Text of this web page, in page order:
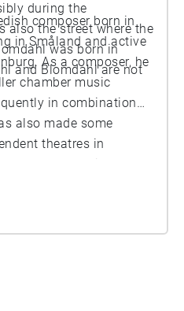
during the
also the street where the
was born in
and Blomdahl are not
composer born in
in Småland and active
As a composer, he
chamber music
in combination
also made some
theatres in
Stadsteatern in the
over the years.